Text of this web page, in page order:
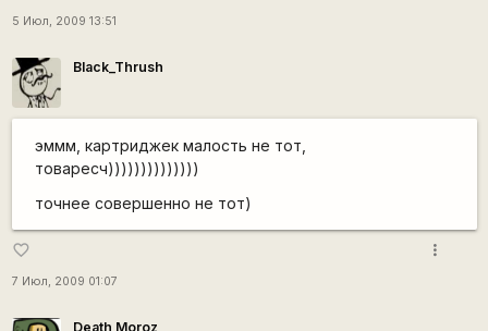
5 Июл, 2009 13:51
Black_Thrush
эммм, картриджек малость не тот,
товаресч))))))))))))))
точнее совершенно не тот)
favorite_border
7 Июл, 2009 01:07
more_vert
Death Moroz